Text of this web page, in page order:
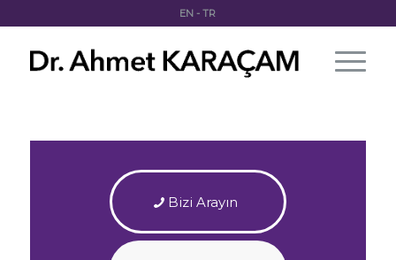
EN -TR
Bizi Arayın